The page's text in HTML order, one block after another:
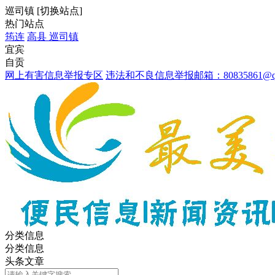
巡司镇 [切换站点]
热门站点
筠连 高县 巡司镇
宜宾
自贡
网上有害信息举报专区 违法和不良信息举报邮箱：
分类信息
分类信息
头条文章